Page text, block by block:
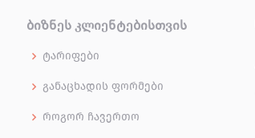
ᲑᲘᲖᲜᲔᲡ ᲙᲚᲘᲔᲜᲢᲔᲑᲘᲡᲗᲕᲘᲡ
ტარიფები
განაცხადის ფორმები
როგორ ჩავერთო